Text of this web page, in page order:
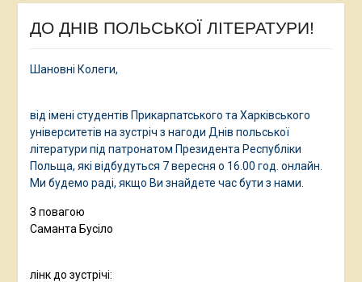
ДО ДНІВ ПОЛЬСЬКОЇ ЛІТЕРАТУРИ!
Шановні Колеги,
від імені студентів Прикарпатського та Харківського
університетів на зустріч з нагоди Днів польської
літератури під патронатом Президента Республіки
Польща, які відбудуться 7 вересня о 16.00 год. онлайн.
Ми будемо раді, якщо Ви знайдете час бути з нами.
З повагою
Саманта Бусіло
лінк до зустрічі: